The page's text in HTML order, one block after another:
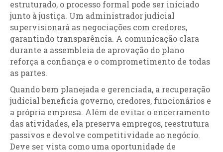
estruturado, o processo formal pode ser iniciado
junto à justiça. Um administrador judicial
supervisionará as negociações com credores,
garantindo transparência. A comunicação clara
durante a assembleia de aprovação do plano
reforça a confiança e o comprometimento de todas
as partes.
Quando bem planejada e gerenciada, a recuperação
judicial beneficia governo, credores, funcionários e
a própria empresa. Além de evitar o encerramento
das atividades, ela preserva empregos, reestrutura
passivos e devolve competitividade ao negócio.
Deve ser vista como uma oportunidade de